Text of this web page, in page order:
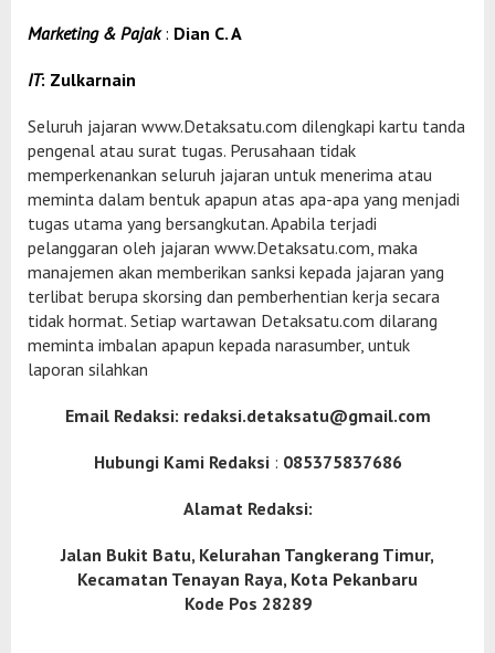
Marketing & Pajak: Dian C. A
IT: Zulkarnain
Seluruh jajaran www.Detaksatu.com dilengkapi kartu tanda
pengenal atau surat tugas. Perusahaan tidak
memperkenankan seluruh jajaran untuk menerima atau
meminta dalam bentuk apapun atas apa-apa yang menjadi
tugas utama yang bersangkutan. Apabila terjadi
pelanggaran oleh jajaran www.Detaksatu.com, maka
manajemen akan memberikan sanksi kepada jajaran yang
terlibat berupa skorsing dan pemberhentian kerja secara
tidak hormat. Setiap wartawan Detaksatu.com dilarang
meminta imbalan apapun kepada narasumber, untuk
laporan silahkan
Email Redaksi: redaksi.detaksatu@gmail.com
Hubungi Kami Redaksi: 085375837686
Alamat Redaksi:
Jalan Bukit Batu, Kelurahan Tangkerang Timur,
Kecamatan Tenayan Raya, Kota Pekanbaru
Kode Pos 28289